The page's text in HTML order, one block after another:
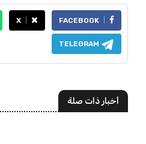
FACEBOOK
X
TELEGRAM
أخبار ذات صلة